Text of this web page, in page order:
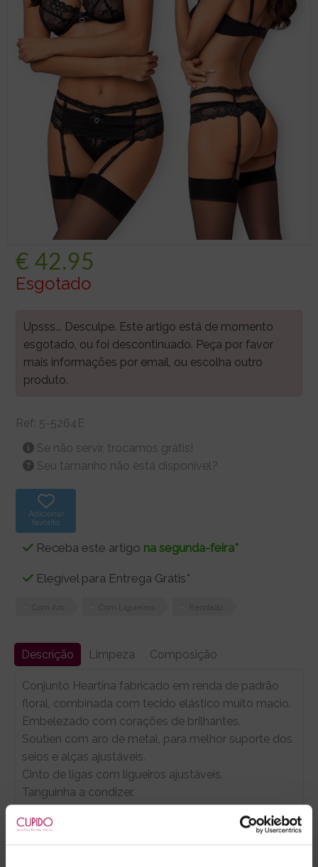
€ 42.95
Esgotado
Upsss... Desculpe. Este artigo está de momento
esgotado, ou foi descontinuado. Peça por favor
mais informações por email, ou escolha outro
produto.
Ref: 5-5264E
Se não servir, trocamos grátis!
Seu tamanho não está disponível?
Adicionar
favorito
Receba este artigo na segunda-feira*
Elegível para Entrega Grátis*
Descrição Limpeza Composição
Conjunto Heartina fabricado em renda de padrão
floral, combinada com tecido elástico muito macio.
Embelezado com corações de brilhantes.
Soutien com aro de metal, para melhor suporte dos
seios e alças ajustáveis.
Cinto de ligas com ligueiros ajustáveis.
Tanguinha a condizer.
OBS: Não inclui meias. Veja a nossa categoria,AQUI.